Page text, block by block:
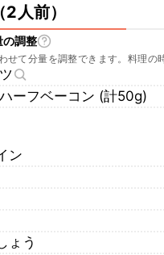
2人前）
の調整
せて分量を調整できます。料理の
ーフベーコン (計50g)
ン
ょう